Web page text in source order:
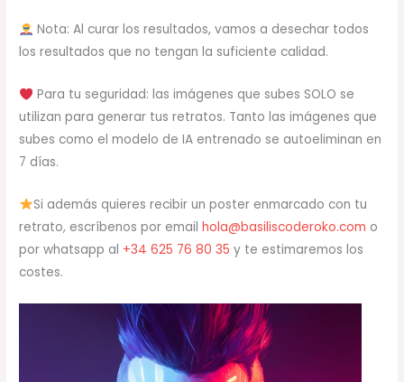
Nota: Al curar los resultados, vamos a desechar todos
los resultados que no tengan la suficiente calidad.
Para tu seguridad: las imágenes que subes SOLO se
utilizan para generar tus retratos. Tanto las imágenes que
subes como el modelo de IA entrenado se autoeliminan en
7 días.
Si además quieres recibir un poster enmarcado con tu
retrato, escríbenos por emailhola@basiliscoderoko.com o
por whatsapp al +34 625 76 80 35 y te estimaremos los
costes.